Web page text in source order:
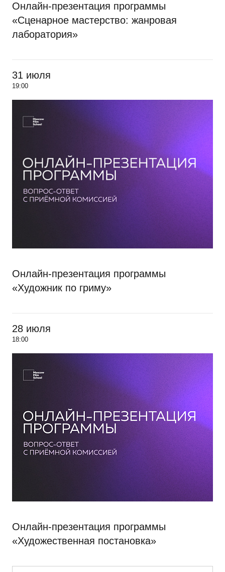
Онлайн-презентация программы
«Сценарное мастерство: жанровая
лаборатория»
31 июля
19:00
Онлайн-презентация программы
«Художник по гриму»
28 июля
18:00
Онлайн-презентация программы
«Художественная постановка»